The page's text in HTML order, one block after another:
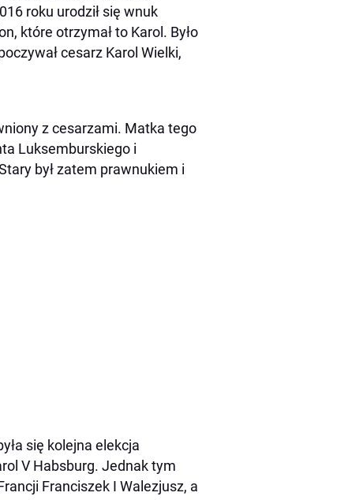
roku urodził się wnuk
które otrzymał to Karol. Było
cesarz Karol Wielki,
z cesarzami. Matka tego
Luksemburskiego i
był zatem prawnukiem i
się kolejna elekcja
V Habsburg. Jednak tym
Franciszek I Walezjusz, a